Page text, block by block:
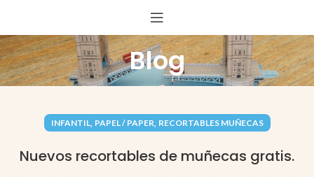
Blog
INFANTIL, PAPEL / PAPER, RECORTABLES MUÑECAS
Nuevos recortables de muñecas gratis.